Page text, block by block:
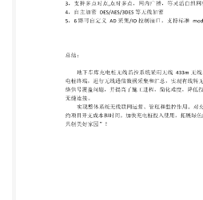
加密 DES/AES/3DES 等无线
结： 地下车库充电桩无线监
线自组网模块（WBee 1002
行无线通信数据采集和汇总
式，有效解决施工难度和网